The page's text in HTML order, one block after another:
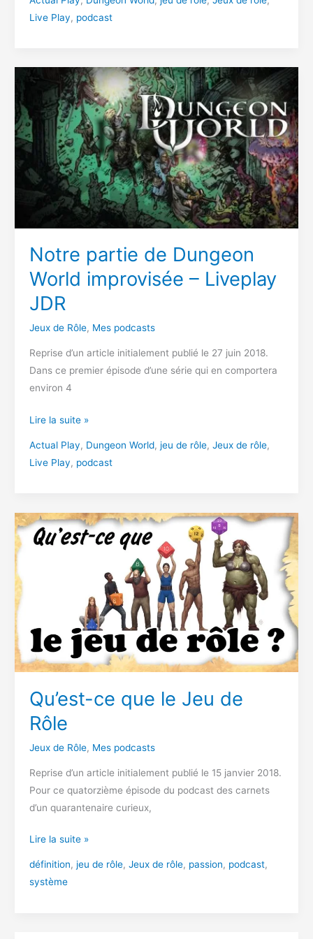
personnages
Live Play, podcast
Notre partie de Dungeon
World improvisée – Liveplay
JDR
Jeux de Rôle, Mes podcasts
Reprise d’un article initialement publié le 27 juin 2018.
Dans ce premier épisode d’une série qui en comportera
environ 4
Notre
Dungeon
–
Liveplay
Lire la suite »
Actual Play, Dungeon World, jeu de rôle, Jeux de rôle,
Live Play, podcast
Qu’est-ce que le Jeu de
Rôle
Jeux de Rôle, Mes podcasts
Reprise d’un article initialement publié le 15 janvier 2018.
Pour ce quatorzième épisode du podcast des carnets
d’un quarantenaire curieux,
Qu’est-
le
Lire la suite »
définition, jeu de rôle, Jeux de rôle, passion, podcast,
système